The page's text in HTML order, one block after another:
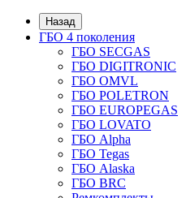
Назад
ГБО 4 поколения
ГБО SECGAS
ГБО DIGITRONIC
ГБО OMVL
ГБО POLETRON
ГБО EUROPEGAS
ГБО LOVATO
ГБО Alpha
ГБО Tegas
ГБО Alaska
ГБО BRC